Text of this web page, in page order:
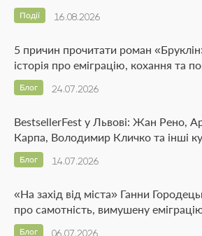
16.08.2026
Події
5 причин прочитати роман
історія про еміграцію, кохання та
24.07.2026
Блог
BestsellerFest у Львові: Жан Рено,
Карпа, Володимир Кличко та інші
14.07.2026
Блог
«На захід від міста» Ганни
про самотність, вимушену
06.07.2026
Блог